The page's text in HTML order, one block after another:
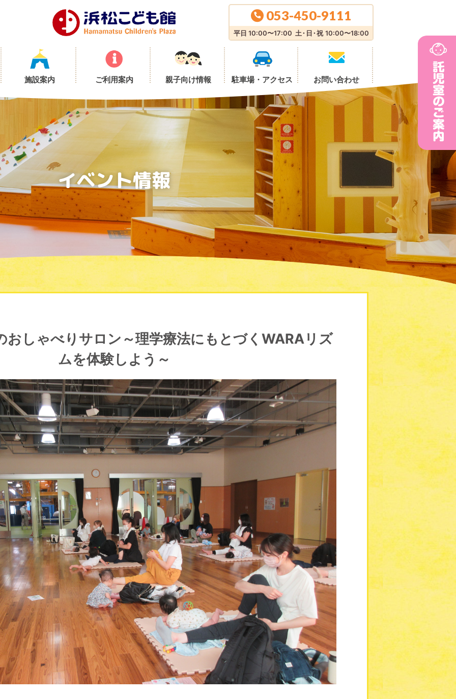
施設案内 ご利用案内 親子向け情報 駐車場・ アクセス お問い合わせ
053-450-9111
平日 10:00〜17:00 土・日・祝 10:00〜18:00
イベント情報
おしゃべりサロン～理学療法にもとづくWARAリズ
ムを体験しよう～